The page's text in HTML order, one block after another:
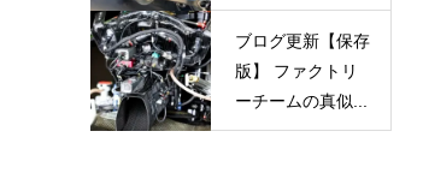
ブログ更新【保存
版】 ファクトリ
ーチームの真似...